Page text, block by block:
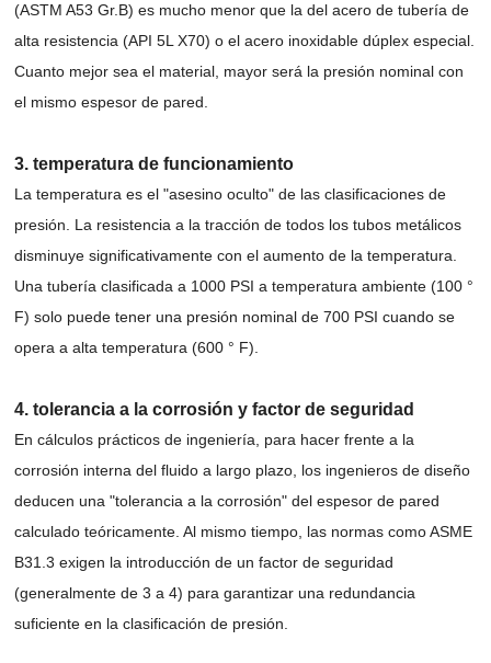
(ASTM A53 Gr.B) es mucho menor que la del acero de tubería de
alta resistencia (API 5L X70) o el acero inoxidable dúplex especial.
Cuanto mejor sea el material, mayor será la presión nominal con
el mismo espesor de pared.
3. temperatura de funcionamiento
La temperatura es el "asesino oculto" de las clasificaciones de
presión. La resistencia a la tracción de todos los tubos metálicos
disminuye significativamente con el aumento de la temperatura.
Una tubería clasificada a 1000 PSI a temperatura ambiente (100 °
F) solo puede tener una presión nominal de 700 PSI cuando se
opera a alta temperatura (600 ° F).
4. tolerancia a la corrosión y factor de seguridad
En cálculos prácticos de ingeniería, para hacer frente a la
corrosión interna del fluido a largo plazo, los ingenieros de diseño
deducen una "tolerancia a la corrosión" del espesor de pared
calculado teóricamente. Al mismo tiempo, las normas como ASME
B31.3 exigen la introducción de un factor de seguridad
(generalmente de 3 a 4) para garantizar una redundancia
suficiente en la clasificación de presión.